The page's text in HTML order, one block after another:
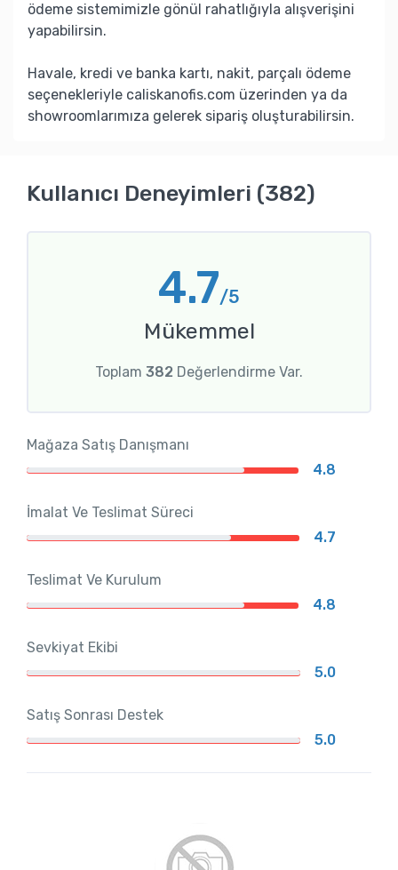
ödeme sistemimizle gönül rahatlığıyla alışverişini
yapabilirsin.
Havale, kredi ve banka kartı, nakit, parçalı ödeme
seçenekleriyle caliskanofis.com üzerinden ya da
showroomlarımıza gelerek sipariş oluşturabilirsin.
Kullanıcı Deneyimleri (382)
4.7/5
Mükemmel
Toplam 382 Değerlendirme Var.
Mağaza Satış Danışmanı
4.8
İmalat Ve Teslimat Süreci
4.7
Teslimat Ve Kurulum
4.8
Sevkiyat Ekibi
5.0
Satış Sonrası Destek
5.0